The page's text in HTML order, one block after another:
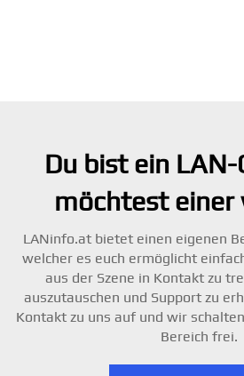
Du bist ein
möchtest einer
LANinfo.at bietet einen eigenen
welcher es euch ermöglicht
aus der Szene in Kontakt zu
auszutauschen und Support zu
Kontakt zu uns auf und wir
Bereich frei.